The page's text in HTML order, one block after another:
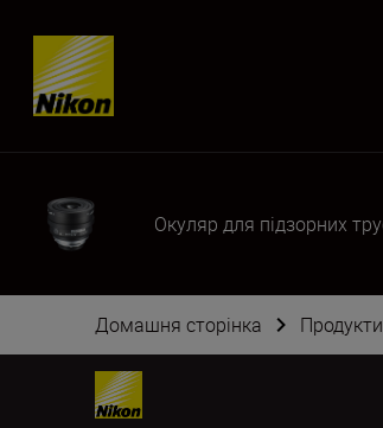
Skip content
Окуляр для підзорних
Домашня сторінка Продукти